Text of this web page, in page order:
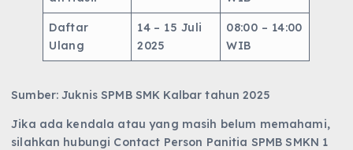
Daftar
Ulang
14 – 15 Juli
2025
08:00 – 14:00
WIB
Sumber: Juknis SPMB SMK Kalbar tahun 2025
Jika ada kendala atau yang masih belum memahami,
silahkan hubungi Contact Person Panitia SPMB SMKN 1